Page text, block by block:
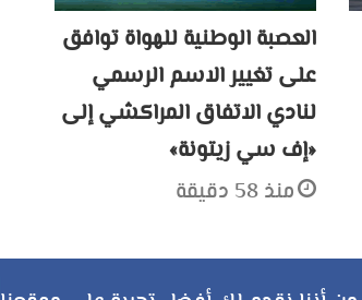
العصبة الوطنية للهواة توافق
على تغيير الاسم الرسمي
لنادي الاتفاق المراكشي إلى
«إف سي زيتونة»
منذ 58 دقيقة